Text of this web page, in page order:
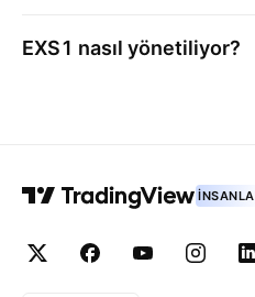
EXS1 nasıl yönetiliyor?